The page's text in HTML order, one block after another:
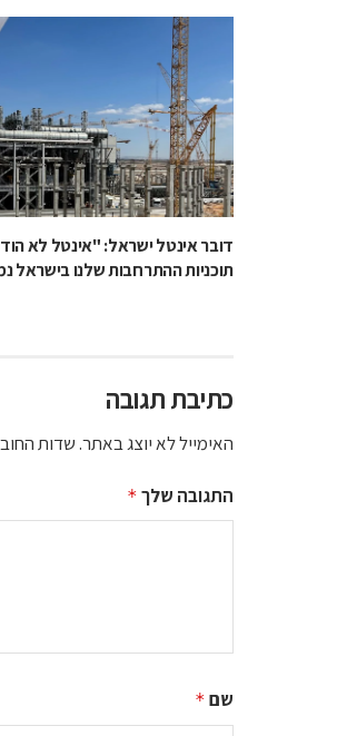
תוכניות ההתרחבות שלנו בישראל
כתיבת תגובה
האימייל לא יוצג באתר.שדות
התגובה שלך *
שם *